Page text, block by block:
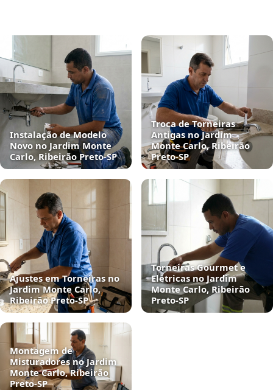
Instalação de Modelo
Novo no Jardim Monte
Carlo, Ribeirão Preto‑SP
Troca de Torneiras
Antigas no Jardim
Monte Carlo, Ribeirão
Preto‑SP
Ajustes em Torneiras no
Jardim Monte Carlo,
Ribeirão Preto‑SP
Torneiras Gourmet e
Elétricas no Jardim
Monte Carlo, Ribeirão
Preto‑SP
Montagem de
Misturadores no Jardim
Monte Carlo, Ribeirão
Preto‑SP